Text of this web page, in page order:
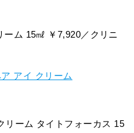
ム 15㎖ ￥7,920／クリニ
アイ クリーム
ーム タイトフォーカス 15